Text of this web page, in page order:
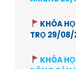
KHÓA
TRỌ 29/08/
KHÓA